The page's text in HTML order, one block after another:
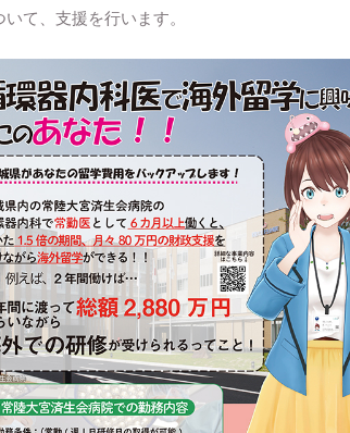
て、支援を行います。